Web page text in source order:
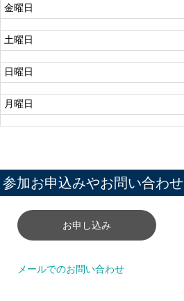
金曜日
土曜日
日曜日
月曜日
参加お申込みやお問い合わせ
お申し込み
メールでのお問い合わせ